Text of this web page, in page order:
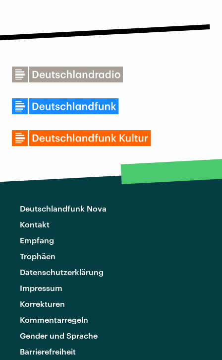
Deutschlandfunk Nova
Kontakt
Empfang
Trophäen
Datenschutzerklärung
Impressum
Korrekturen
Kommentarregeln
Gender und Sprache
Barrierefreiheit